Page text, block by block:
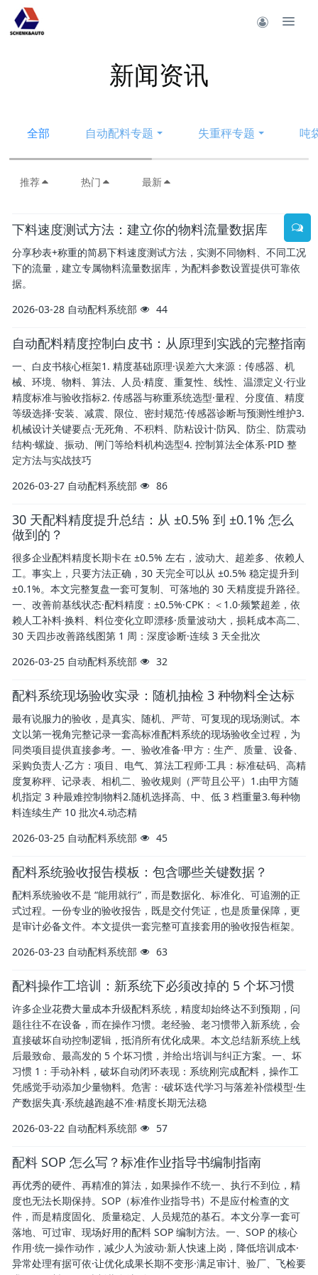
新闻资讯
全部 自动配料专题 失重秤专题 吨
推荐 热门 最新
下料速度测试方法：建立你的物料流量数据库
分享秒表+称重的简易下料速度测试方法，实测不同物料、不同工况
下的流量，建立专属物料流量数据库，为配料参数设置提供可靠依
据。
2026-03-28 自动配料系统部 44
自动配料精度控制白皮书：从原理到实践的完整指南
一、白皮书核心框架1. 精度基础原理·误差六大来源：传感器、机
械、环境、物料、算法、人员·精度、重复性、线性、温漂定义·行业
精度标准与验收指标2. 传感器与称重系统选型·量程、分度值、精度
等级选择·安装、减震、限位、密封规范·传感器诊断与预测性维护3.
机械设计关键要点·无死角、不积料、防粘设计·防风、防尘、防震动
结构·螺旋、振动、闸门等给料机构选型4. 控制算法全体系·PID 整
定方法与实战技巧
2026-03-27 自动配料系统部 86
30 天配料精度提升总结：从 ±0.5% 到 ±0.1% 怎么
做到的？
很多企业配料精度长期卡在 ±0.5% 左右，波动大、超差多、依赖人
工。事实上，只要方法正确，30 天完全可以从 ±0.5% 稳定提升到
±0.1%。本文完整复盘一套可复制、可落地的 30 天精度提升路径。
一、改善前基线状态·配料精度：±0.5%·CPK：＜1.0·频繁超差，依
赖人工补料·换料、料位变化立即漂移·质量波动大，损耗成本高二、
30 天四步改善路线图第 1 周：深度诊断·连续 3 天全批次
2026-03-25 自动配料系统部 32
配料系统现场验收实录：随机抽检 3 种物料全达标
最有说服力的验收，是真实、随机、严苛、可复现的现场测试。本
文以第一视角完整记录一套高标准配料系统的现场验收全过程，为
同类项目提供直接参考。一、验收准备·甲方：生产、质量、设备、
采购负责人·乙方：项目、电气、算法工程师·工具：标准砝码、高精
度复称秤、记录表、相机二、验收规则（严苛且公平）1.由甲方随
机指定 3 种最难控制物料2.随机选择高、中、低 3 档重量3.每种物
料连续生产 10 批次4.动态精
2026-03-25 自动配料系统部 45
配料系统验收报告模板：包含哪些关键数据？
配料系统验收不是 “能用就行”，而是数据化、标准化、可追溯的正
式过程。一份专业的验收报告，既是交付凭证，也是质量保障，更
是审计必备文件。本文提供一套完整可直接套用的验收报告框架。
2026-03-23 自动配料系统部 63
配料操作工培训：新系统下必须改掉的 5 个坏习惯
许多企业花费大量成本升级配料系统，精度却始终达不到预期，问
题往往不在设备，而在操作习惯。老经验、老习惯带入新系统，会
直接破坏自动控制逻辑，抵消所有优化成果。本文总结新系统上线
后最致命、最高发的 5 个坏习惯，并给出培训与纠正方案。一、坏
习惯 1：手动补料，破坏自动闭环表现：系统刚完成配料，操作工
凭感觉手动添加少量物料。危害：·破坏迭代学习与落差补偿模型·生
产数据失真·系统越跑越不准·精度长期无法稳
2026-03-22 自动配料系统部 57
配料 SOP 怎么写？标准作业指导书编制指南
再优秀的硬件、再精准的算法，如果操作不统一、执行不到位，精
度也无法长期保持。SOP（标准作业指导书）不是应付检查的文
件，而是精度固化、质量稳定、人员规范的基石。本文分享一套可
落地、可过审、现场好用的配料 SOP 编制方法。一、SOP 的核心
作用·统一操作动作，减少人为波动·新人快速上岗，降低培训成本·
异常处理有据可依·让优化成果长期不变形·满足审计、验厂、飞检要